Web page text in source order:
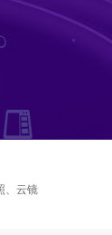
、云镜